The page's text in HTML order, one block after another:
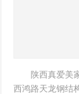
陕西真爱美
西鸿路天龙钢结